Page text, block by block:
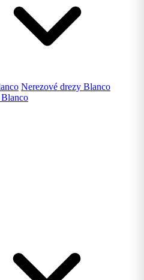
Nerezové drezy Blanco